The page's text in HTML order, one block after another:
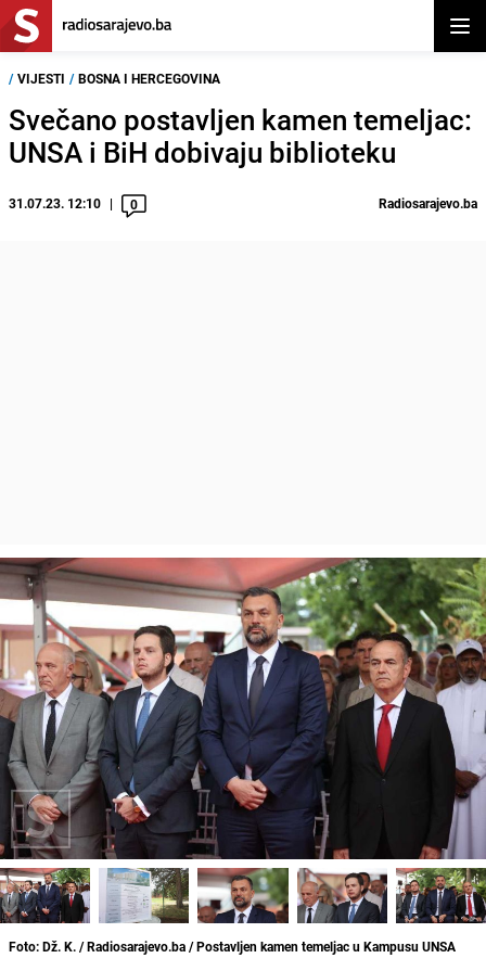
/ VIJESTI / BOSNA I HERCEGOVINA
Svečano postavljen kamen temeljac:
UNSA i BiH dobivaju biblioteku
31.07.23. 12:10 0 Radiosarajevo.ba
Foto: Dž. K. / Radiosarajevo.ba / Postavljen kamen temeljac u Kampusu UNSA